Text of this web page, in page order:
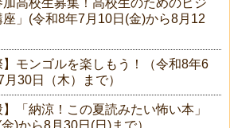
加高校生募集！高校生のためのビジ
」(令和8年7月10日(金)から8月12
】モンゴルを楽しもう！（令和8年6
30日（木）まで）
】「納涼！この夏読みたい怖い本」
)から8月30日(日)まで）